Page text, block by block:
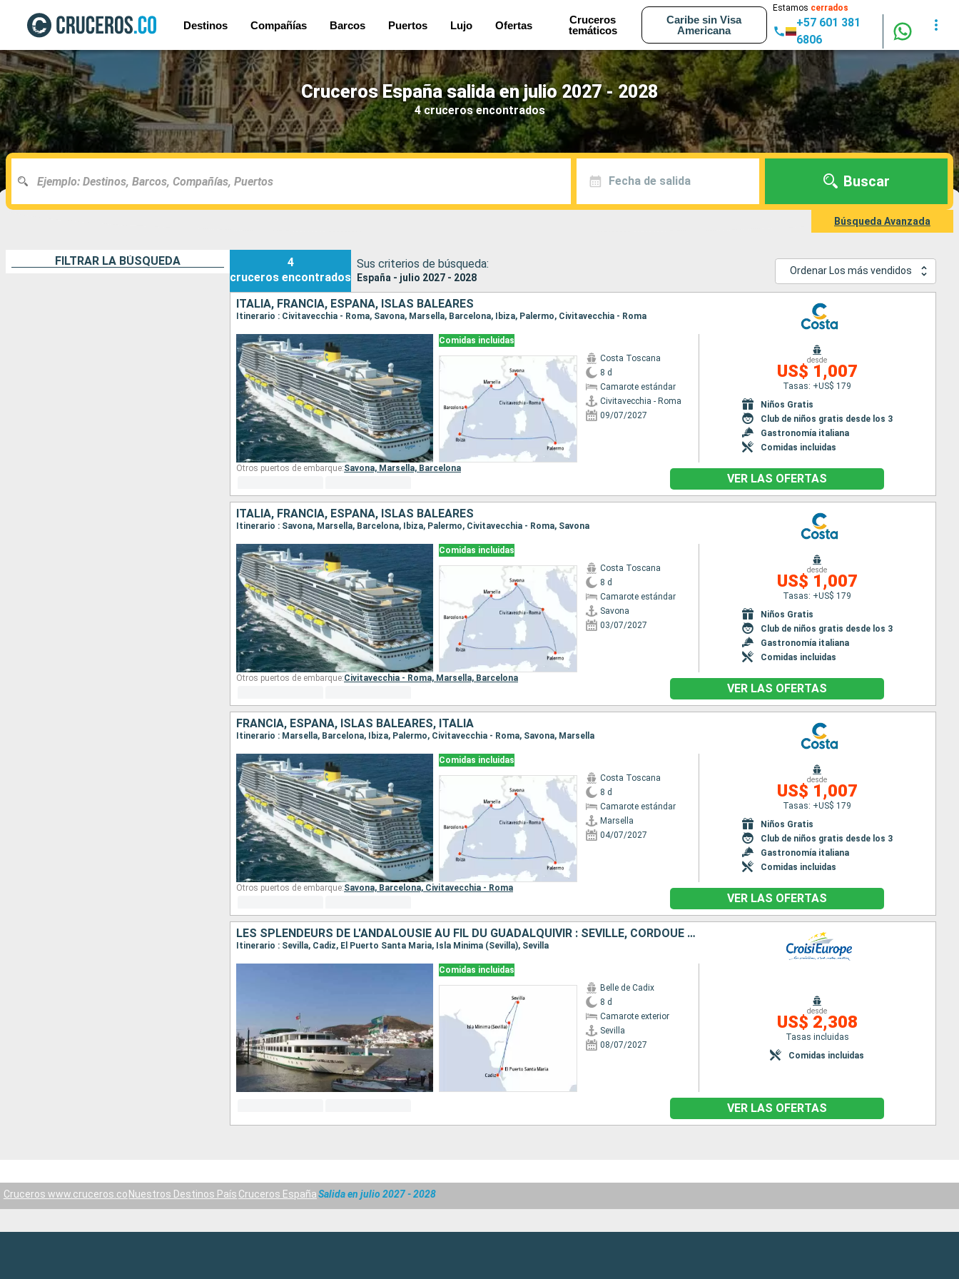
Destinos Compañías Barcos Puertos Lujo Ofertas
Cruceros
temáticos
Caribe sin Visa
Americana
Estamos cerrados
+57 601 381
6806
Cruceros España salida en julio 2027 - 2028
4 cruceros encontrados
Fecha de salida Buscar
Búsqueda Avanzada
FILTRAR LA BÚSQUEDA
4
cruceros encontrados
Sus criterios de búsqueda:
España - julio 2027 - 2028
Ordenar Los más vendidos
ITALIA, FRANCIA, ESPAÑA, ISLAS BALEARES
Itinerario : Civitavecchia - Roma, Savona, Marsella, Barcelona, Ibiza, Palermo, Civitavecchia - Roma
Comidas incluidas
Costa Toscana
8 d
Camarote estándar
Civitavecchia - Roma
09/07/2027
desde
US$ 1,007
Tasas: +US$ 179
Niños Gratis
Club de niños gratis desde los 3
Gastronomía italiana
Comidas incluidas
Otros puertos de embarque:Savona, Marsella, Barcelona
VER LAS OFERTAS
ITALIA, FRANCIA, ESPAÑA, ISLAS BALEARES
Itinerario : Savona, Marsella, Barcelona, Ibiza, Palermo, Civitavecchia - Roma, Savona
Comidas incluidas
Costa Toscana
8 d
Camarote estándar
Savona
03/07/2027
desde
US$ 1,007
Tasas: +US$ 179
Niños Gratis
Club de niños gratis desde los 3
Gastronomía italiana
Comidas incluidas
Otros puertos de embarque:Civitavecchia - Roma, Marsella, Barcelona
VER LAS OFERTAS
FRANCIA, ESPAÑA, ISLAS BALEARES, ITALIA
Itinerario : Marsella, Barcelona, Ibiza, Palermo, Civitavecchia - Roma, Savona, Marsella
Comidas incluidas
Costa Toscana
8 d
Camarote estándar
Marsella
04/07/2027
desde
US$ 1,007
Tasas: +US$ 179
Niños Gratis
Club de niños gratis desde los 3
Gastronomía italiana
Comidas incluidas
Otros puertos de embarque:Savona, Barcelona, Civitavecchia - Roma
VER LAS OFERTAS
LES SPLENDEURS DE L'ANDALOUSIE AU FIL DU GUADALQUIVIR : SÉVILLE, CORDOUE ET CADIX
Itinerario : Sevilla, Cadiz, El Puerto Santa Maria, Isla Minima (Sevilla), Sevilla
Comidas incluidas
Belle de Cadix
8 d
Camarote exterior
Sevilla
08/07/2027
desde
US$ 2,308
Tasas incluidas
Comidas incluidas
VER LAS OFERTAS
Cruceros www.cruceros.co Nuestros Destinos País Cruceros EspañaSalida en julio 2027 - 2028